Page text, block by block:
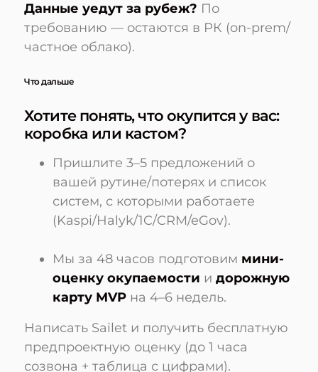
Данные уедут за рубеж? По
требованию — остаются в РК (on-prem/
частное облако).
Что дальше
Хотите понять, что окупится у вас:
коробка или кастом?
Пришлите 3–5 предложений о
вашей рутине/потерях и список
систем, с которыми работаете
(Kaspi/Halyk/1C/CRM/eGov).
Мы за 48 часов подготовим мини-
оценку окупаемости и дорожную
карту MVP на 4–6 недель.
Написать Sailet и получить бесплатную
предпроектную оценку (до 1 часа
созвона + таблица с цифрами).